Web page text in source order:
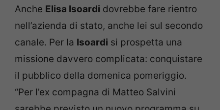
Anche Elisa Isoardi dovrebbe fare rientro
nell’azienda di stato, anche lei sul secondo
canale. Per la Isoardi si prospetta una
missione davvero complicata: conquistare
il pubblico della domenica pomeriggio.
“Per l’ex compagna di Matteo Salvini